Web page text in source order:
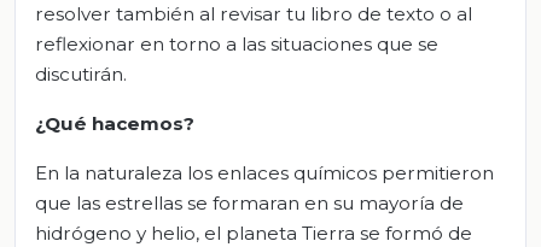
resolver también al revisar tu libro de texto o al
reflexionar en torno a las situaciones que se
discutirán.
¿Qué hacemos?
En la naturaleza los enlaces químicos permitieron
que las estrellas se formaran en su mayoría de
hidrógeno y helio, el planeta Tierra se formó de